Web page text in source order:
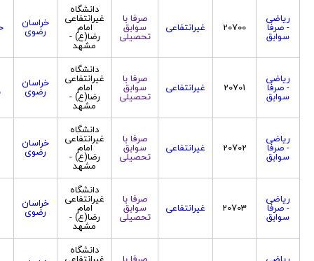
ریاضی
- صرفا
سوابق
20700 غیرانتفاعی
صرفا با
سوابق
تحصیلی
دانشگاه
غیرانتفاعی
امام
رضا(ع) -
مشهد
خراسان
رضوی
ریاضی
- صرفا
سوابق
20701 غیرانتفاعی
صرفا با
سوابق
تحصیلی
دانشگاه
غیرانتفاعی
امام
رضا(ع) -
مشهد
خراسان
رضوی
ریاضی
- صرفا
سوابق
20702 غیرانتفاعی
صرفا با
سوابق
تحصیلی
دانشگاه
غیرانتفاعی
امام
رضا(ع) -
مشهد
خراسان
رضوی
ریاضی
- صرفا
سوابق
20703 غیرانتفاعی
صرفا با
سوابق
تحصیلی
دانشگاه
غیرانتفاعی
امام
رضا(ع) -
مشهد
خراسان
رضوی
دانشگاه